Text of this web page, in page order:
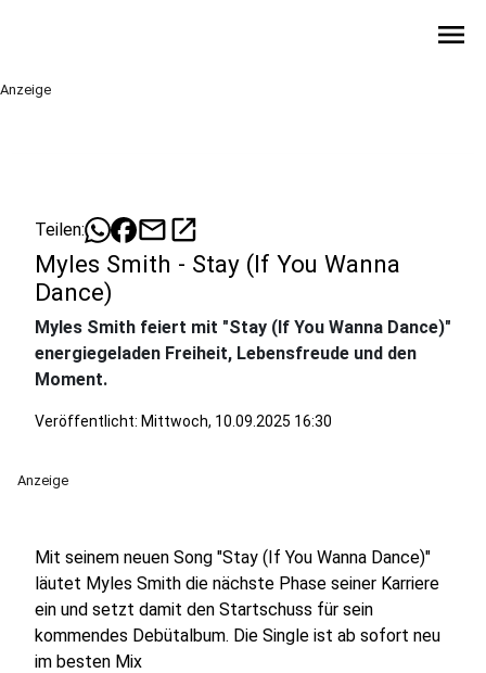
menu
Anzeige
Teilen: mailopen_in_new
Myles Smith - Stay (If You Wanna
Dance)
Myles Smith feiert mit "Stay (If You Wanna Dance)"
energiegeladen Freiheit, Lebensfreude und den
Moment.
Veröffentlicht: Mittwoch, 10.09.2025 16:30
Anzeige
Mit seinem neuen Song "Stay (If You Wanna Dance)"
läutet Myles Smith die nächste Phase seiner Karriere
ein und setzt damit den Startschuss für sein
kommendes Debütalbum. Die Single ist ab sofort neu
im besten Mix